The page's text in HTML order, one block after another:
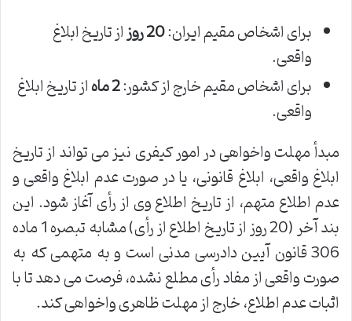
برای اشخاص مقیم ایران:20 روز
از تاریخ ابلاغ
واقعی.
برای اشخاص مقیم خارج از کشور:2 ماه
از تاریخ ابلاغ
واقعی.
مبدأ مهلت واخواهی در امور کیفری نیز می تواند از تاریخ
ابلاغ واقعی، ابلاغ قانونی، یا در صورت عدم ابلاغ واقعی و
عدم اطلاع متهم، از تاریخ اطلاع وی از رأی آغاز شود. این
بند آخر (20 روز از تاریخ اطلاع از رأی) مشابه تبصره 1 ماده
306 قانون آیین دادرسی مدنی است و به متهمی که به
صورت واقعی از مفاد رأی مطلع نشده، فرصت می دهد تا با
اثبات عدم اطلاع، خارج از مهلت ظاهری واخواهی کند.